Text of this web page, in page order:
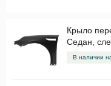
Крыло переднее Kia
Седан,
В наличии